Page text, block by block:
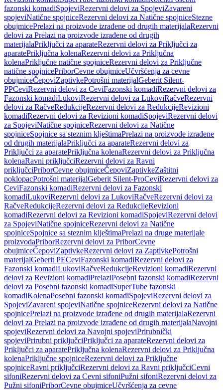
fazonski komadiSpojeviRezervni delovi za SpojeviZavareni
spojeviNatične spojniceRezervni delovi za Natične spojniceStezne
obujmicePrelazi na proizvode izrađene od drugih materijalaRezervni
delovi za Prelazi na proizvode izrađene od drugih
materijalaPriključci za aparateRezervni delovi za Priključci za
aparatePriključna kolenaRezervni delovi za Priključna
kolenaPriključne natične spojniceRezervni delovi za Priključne
natične spojnicePriborCevne obujmiceUčvršćenja za cevne
obujmiceČepoviZaptivkePotrošni materijalGeberit Silent-
PPCeviRezervni delovi za CeviFazonski komadiRezervni delovi za
Fazonski komadiLukoviRezervni delovi za LukoviRačveRezervni
delovi za RačveRedukcijeRezervni delovi za RedukcijeRevizioni
komadiRezervni delovi za Revizioni komadiSpojeviRezervni delovi
za SpojeviNatične spojniceRezervni delovi za Natične
spojniceSpojnice sa steznim klještimaPrelazi na proizvode izrađene
od drugih materijalaPriključci za aparateRezervni delovi za
Priključci za aparatePriključna kolenaRezervni delovi za Priključna
kolenaRavni priključciRezervni delovi za Ravni
priključciPriborCevne obujmiceČepoviZaptivkeZaštitni
poklopacPotrošni materijalGeberit Silent-ProCeviRezervni delovi za
CeviFazonski komadiRezervni delovi za Fazonski
komadiLukoviRezervni delovi za LukoviRačveRezervni delovi za
RačveRedukcijeRezervni delovi za RedukcijeRevizioni
komadiRezervni delovi za Revizioni komadiSpojeviRezervni delovi
za SpojeviNatične spojniceRezervni delovi za Natične
spojniceSpojnice sa steznim klještimaPrelazi na druge materijale
proizvodaPriborRezervni delovi za PriborCevne
obujmiceČepoviZaptivkeRezervni delovi za ZaptivkePotrošni
materijalGeberit PECeviFazonski komadiRezervni delovi za
Fazonski komadiLukoviRačveRedukcijeRevizioni komadiRezervni
delovi za Revizioni komadiPrelaziPosebni fazonski komadiRezervni
delovi za Posebni fazonski komadiSuperTube fazonski
komadiKolenaPosebni fazonski komadiSpojeviRezervni delovi za
SpojeviZavareni spojeviNatične spojniceRezervni delovi za Natične
spojnicePrelazi na proizvode izrađene od drugih materijalaRezervni
delovi za Prelazi na proizvode izrađene od drugih materijalaNavojni
spojeviRezervni delovi za Navojni spojeviPrirubnički
spojeviPrirubni priključciPriključci za aparateRezervni delovi za
Priključci za aparatePriključna kolenaRezervni delovi za Priključna
kolenaPriključne spojniceRezervni delovi za Priključne
spojniceRavni priključciRezervni delovi za Ravni priključciCevni
sifoniRezervni delovi za Cevni sifoniPužni sifoniRezervni delovi za
Pužni sifoniPriborCevne obujmiceUčvršćenja za cevne